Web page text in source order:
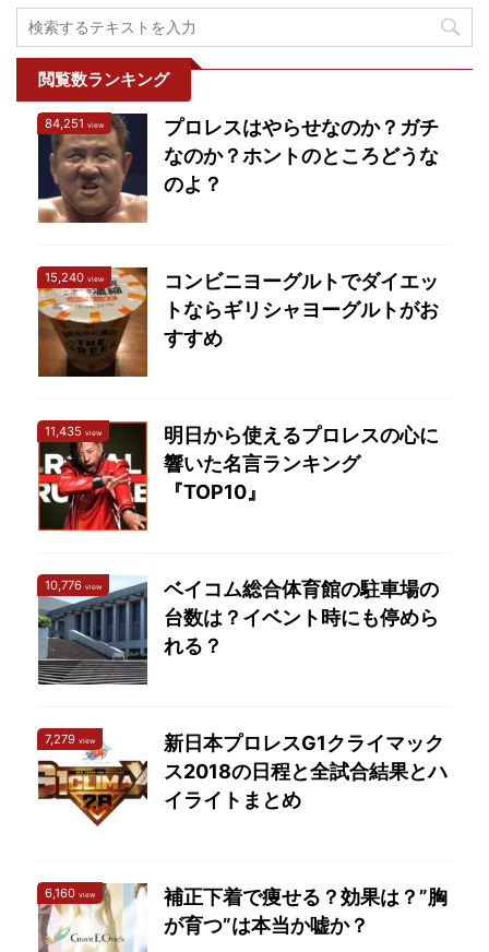
ン」！ さらに「NEVER
というベルトへの俺のス
タンスは、まだあまりい
ろんなとこでは言ってな
いけど、“獲って ...
ト・オブ・スーパージュ
ニア26【Aブロック】出
場者 タイガーマスク
ィタン ...
とSHOのIWGPジュニア
戦！ ・セミはG.o.D vsタ
イチ＆ザックのIWGPタ
ッグ戦！ ・ワトvs
BUSHIが一騎打ち！
https://t.co/ccCF9AeFD
k#njnbg #njpw
pic.twitter.com/WSI0gQ
スリング株式会社
(@njpw1972) January
12, 2021 髙 ...
閲覧数ランキング
84,251 view
プロレスはやらせなのか？ガチ
なのか？ホントのところどうな
のよ？
15,240 view
コンビニヨーグルトでダイエッ
トならギリシャヨーグルトがお
すすめ
11,435 view
明日から使えるプロレスの心に
響いた名言ランキング
『TOP10』
10,776 view
ベイコム総合体育館の駐車場の
台数は？イベント時にも停めら
れる？
7,279 view
新日本プロレスG1クライマック
ス2018の日程と全試合結果とハ
イライトまとめ
6,160 view
補正下着で痩せる？効果は？”胸
が育つ”は本当か嘘か？